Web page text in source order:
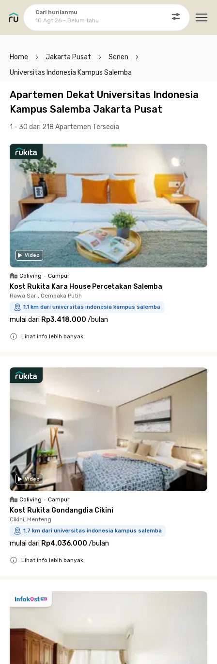
Cari hunianmu
10 Agt 26 - Belum tahu
Home Jakarta Pusat
Senen
Universitas Indonesia Kampus Salemba
Apartemen Dekat Universitas Indonesia
Kampus Salemba Jakarta Pusat
1 - 30 dari 218 Apartemen Tersedia
Video
Coliving • Campur
Kost Rukita Kara House Percetakan Salemba
Rawa Sari, Cempaka Putih
1.1 km dari universitas indonesia kampus salemba
mulai dari Rp3.418.000 /bulan
Lihat info lebih banyak
Video
Coliving • Campur
Kost Rukita Gondangdia Cikini
Cikini, Menteng
1.7 km dari universitas indonesia kampus salemba
mulai dari Rp4.036.000 /bulan
Lihat info lebih banyak